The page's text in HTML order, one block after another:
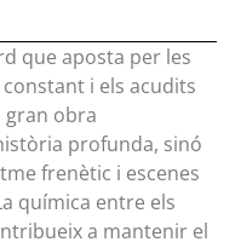
que aposta per les
i els acudits
gran obra
profunda, sinó
frenètic i escenes
química entre els
a mantenir el